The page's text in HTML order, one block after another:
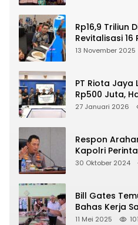
Rp16,9 Triliun
Revitalisasi 16
Indonesia
13 November 2025
PT Riota Jaya
Rp500 Juta,
Korban
27 Januari 2026
Respon
Kapolri
Tegas Pelaku
30 Oktober 2024
Bill Gates
Bahas Kerja
Program
11 Mei 2025